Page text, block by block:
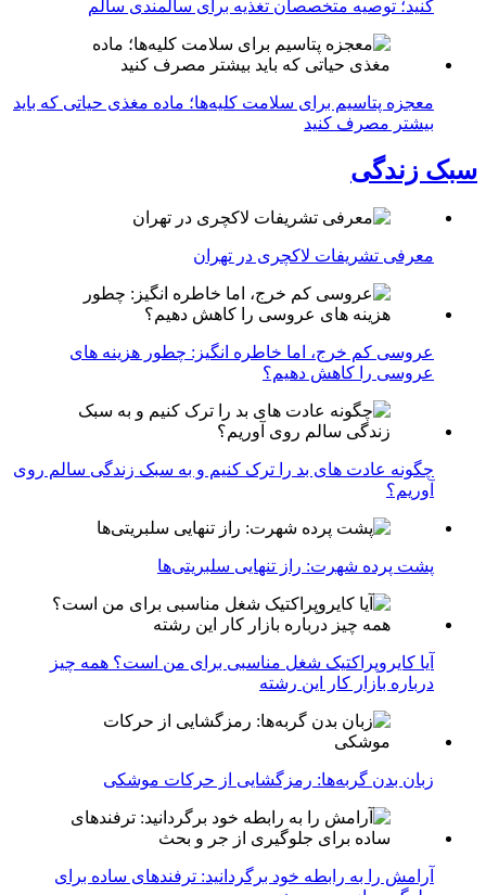
کنید؛ توصیه متخصصان تغذیه برای سالمندی سالم
معجزه پتاسیم برای سلامت کلیه‌ها؛ ماده مغذی حیاتی که باید
بیشتر مصرف کنید
سبک زندگی
معرفی تشریفات لاکچری در تهران
عروسی کم خرج، اما خاطره انگیز: چطور هزینه های
عروسی را کاهش دهیم؟
چگونه عادت‌ های بد را ترک کنیم و به سبک زندگی سالم روی
آوریم؟
پشت پرده شهرت: راز تنهایی سلبریتی‌ها
آیا کایروپراکتیک شغل مناسبی برای من است؟ همه چیز
درباره بازار کار این رشته
زبان بدن گربه‌ها: رمزگشایی از حرکات موشکی
آرامش را به رابطه خود برگردانید: ترفندهای ساده برای